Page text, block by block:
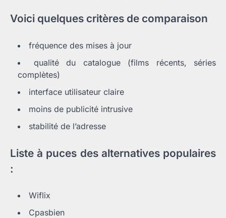
Voici quelques critères de comparaison
fréquence des mises à jour
qualité du catalogue (films récents, séries
complètes)
interface utilisateur claire
moins de publicité intrusive
stabilité de l’adresse
Liste à puces des alternatives populaires
:
Wiflix
Cpasbien